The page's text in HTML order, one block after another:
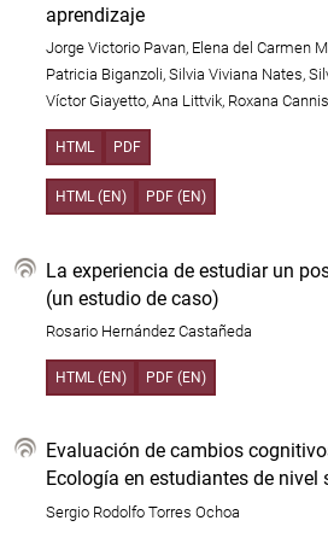
aprendizaje
Jorge Victorio Pavan, Elena del Carmen
Patricia Biganzoli, Silvia Viviana Nates,
Víctor Giayetto, Ana Littvik, Roxana
HTML PDF
HTML (EN) PDF (EN)
La experiencia de estudiar un
(un estudio de caso)
Rosario Hernández Castañeda
HTML (EN) PDF (EN)
Evaluación de cambios
Ecología en estudiantes de nivel
Sergio Rodolfo Torres Ochoa